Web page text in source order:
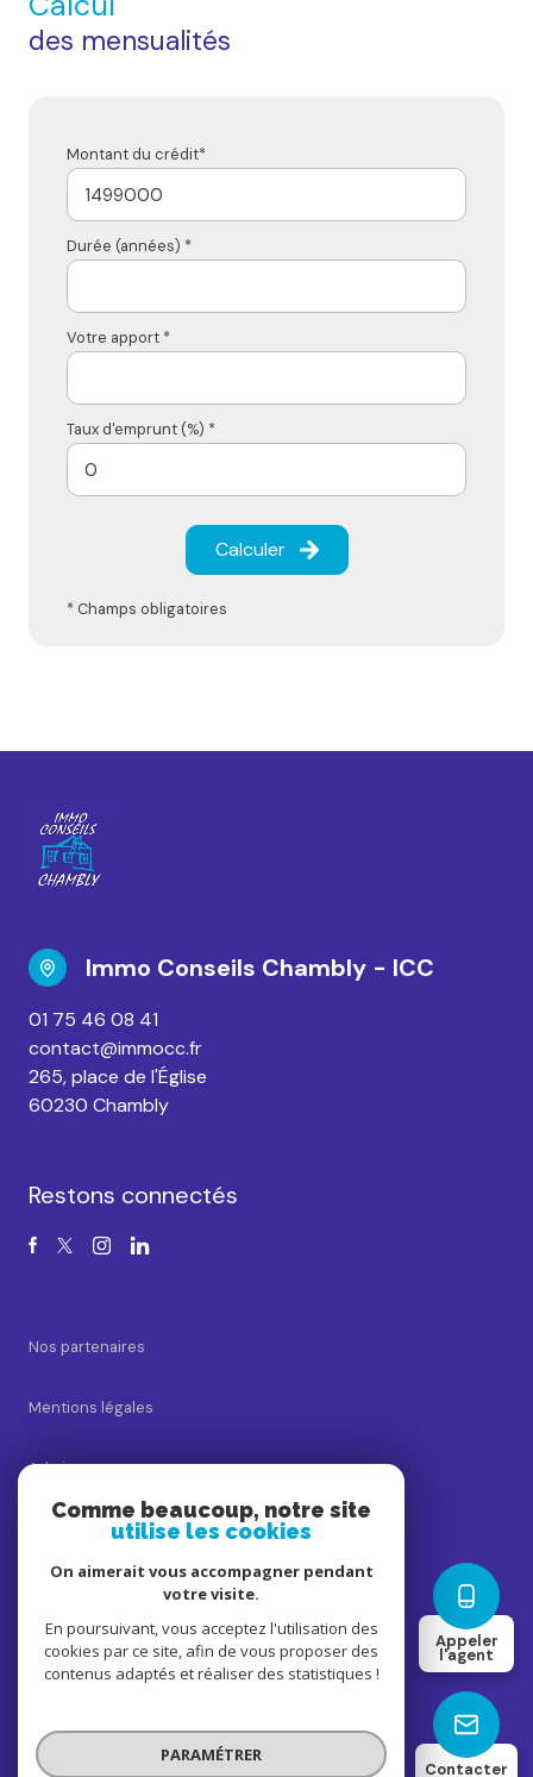
Appeler
l'agent
Contacter
des mensualités
Montant du crédit*
Durée (années) *
Votre apport *
Taux d'emprunt (%) *
Calculer
* Champs obligatoires
Immo Conseils Chambly - ICC
01 75 46 08 41
contact@immocc.fr
265, place de l'Église
60230 Chambly
Restons connectés
Nos partenaires
Mentions légales
Admin
Nos honoraires
Cookies
© 2026 | Tous droits réservés
Comme beaucoup, notre site
utilise les cookies
On aimerait vous accompagner pendant
votre visite.
En poursuivant, vous acceptez l'utilisation des
cookies par ce site, afin de vous proposer des
contenus adaptés et réaliser des statistiques !
PARAMÉTRER